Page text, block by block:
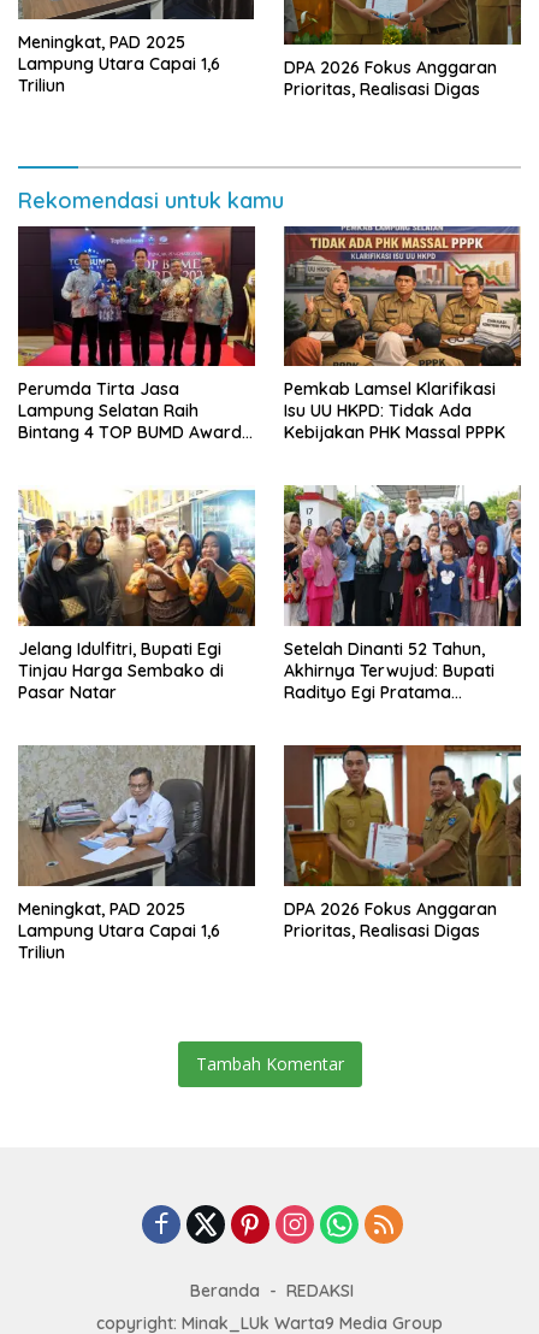
Meningkat, PAD 2025
Lampung Utara Capai 1,6
Triliun
DPA 2026 Fokus Anggaran
Prioritas, Realisasi Digas
Rekomendasi untuk kamu
Perumda Tirta Jasa
Lampung Selatan Raih
Bintang 4 TOP BUMD Awards
Pemkab Lamsel Klarifikasi
Isu UU HKPD: Tidak Ada
Kebijakan PHK Massal PPPK
Jelang Idulfitri, Bupati Egi
Tinjau Harga Sembako di
Pasar Natar
Setelah Dinanti 52 Tahun,
Akhirnya Terwujud: Bupati
Radityo Egi Pratama
Meningkat, PAD 2025
Lampung Utara Capai 1,6
Triliun
DPA 2026 Fokus Anggaran
Prioritas, Realisasi Digas
Tambah Komentar
Beranda
REDAKSI
copyright: Minak_LUk Warta9 Media Group